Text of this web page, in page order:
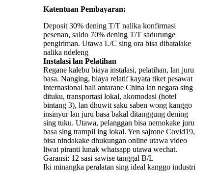
Katentuan Pembayaran:
Deposit 30% dening T/T nalika konfirmasi
pesenan, saldo 70% dening T/T sadurunge
pengiriman. Utawa L/C sing ora bisa dibatalake
nalika ndeleng
Instalasi lan Pelatihan
Regane kalebu biaya instalasi, pelatihan, lan juru
basa. Nanging, biaya relatif kayata tiket pesawat
internasional bali antarane China lan negara sing
dituku, transportasi lokal, akomodasi (hotel
bintang 3), lan dhuwit saku saben wong kanggo
insinyur lan juru basa bakal ditanggung dening
sing tuku. Utawa, pelanggan bisa nemokake juru
basa sing trampil ing lokal. Yen sajrone Covid19,
bisa nindakake dhukungan online utawa video
liwat piranti lunak whatsapp utawa wechat.
Garansi: 12 sasi sawise tanggal B/L
Iki minangka peralatan sing ideal kanggo industri